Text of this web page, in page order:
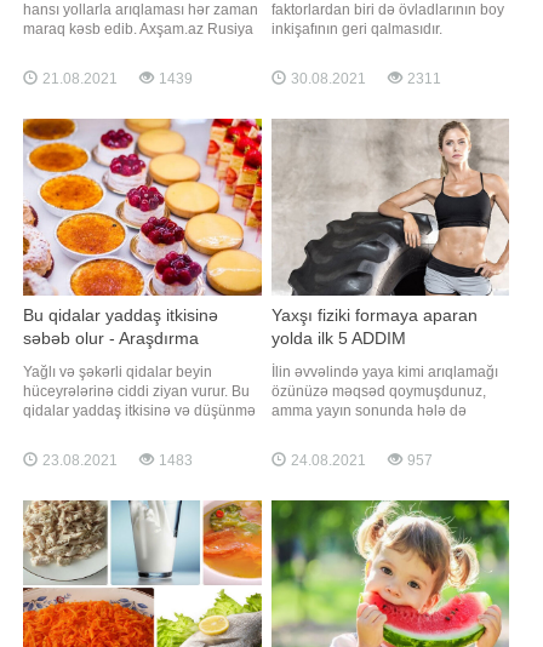
hansı yollarla arıqlaması hər zaman
maraq kəsb edib. Axşam.az Rusiya
dietoloqların arıqlama üsulunu
təqdim edir:. Ekspert-dietoloq Yuliya
Doğru səhər yeməyi - 5 kq. arıqladır.
"Sağlam bəslənməyə çalışıram.
Amm
21.08.2021 1439
faktorlardan biri də övladlarının boy
inkişafının geri qalmasıdır.
uzun və ya kiçik olması ilk baxışdan
cəlb ediləcək məsələlərdəndir. İstər
yeniyetmələrin boy inkişafında
vücuda lazım olacaq mineral v
30.08.2021 2311
Bu qidalar yaddaş itkisinə
səbəb olur - Araşdırma
Yağlı və şəkərli qidalar beyin
hüceyrələrinə ciddi ziyan vurur. Bu
qidalar yaddaş itkisinə və düşünmə
istinadən xəbər verir ki,
mütəxəssislər bu barədə xüsusi
sağlam olmaması birbaşa nevroloji
təsirlərlə də özünü göstərir. Beyi
23.08.2021 1483
Yaxşı fiziki formaya aparan
yolda ilk 5 ADDIM
İlin əvvəlində yaya kimi arıqlamağı
özünüzə məqsəd qoymuşdunuz,
amma yayın sonunda hələ də
zaman məqsədlərinizə daha ciddi
yanaşın və elə bu gündən başlayın.
oxuculara 5 sadə addımdan
başlamağı məsləhət görür.
Elementar görsənsələr də, bu
qaydalar
24.08.2021 957